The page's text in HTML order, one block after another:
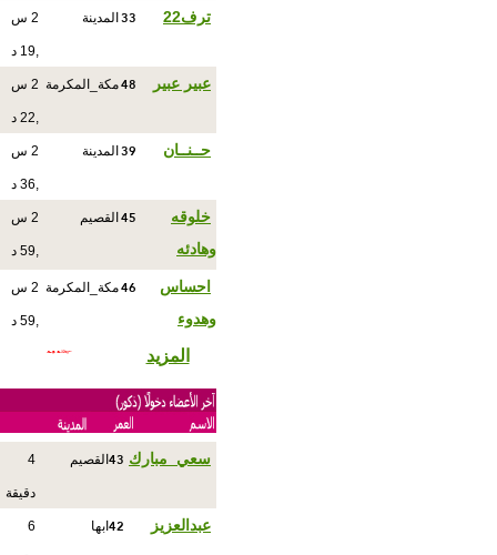
ترف22 33 المدينة 2 س
,19 د
عبير عبير 48مكة_المكرمة 2 س
,22 د
حــنــان 39 المدينة 2 س
,36 د
خلوقه
وهادئه
45 القصيم 2 س
,59 د
احساس
وهدوء
46مكة_المكرمة 2 س
,59 د
المزيد
سعي_مبارك 43 القصيم 4
دقيقة
عبدالعزيز 42 ابها 6